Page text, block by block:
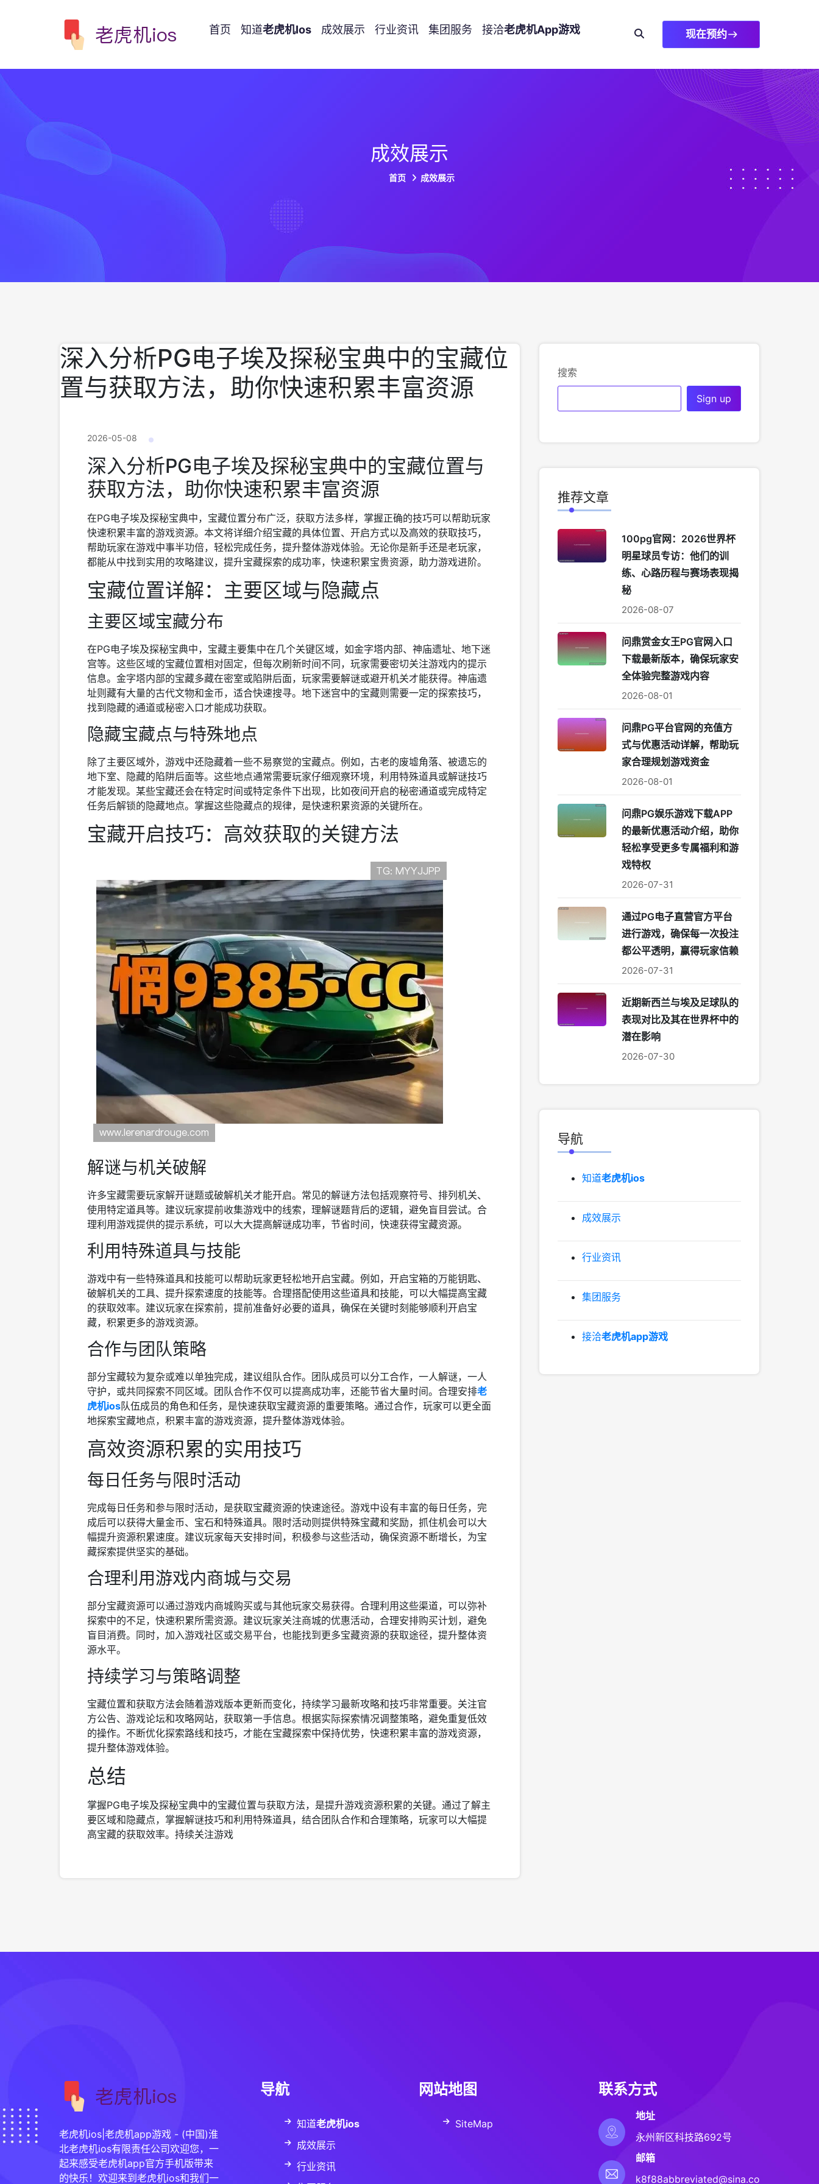
首页 知道老虎机ios 成效展示 行业资讯 集团服务 接洽老虎机app游戏 现在预约
成效展示
首页 成效展示
深入分析PG电子埃及探秘宝典中的宝藏位
置与获取方法，助你快速积累丰富资源
2026-05-08
深入分析PG电子埃及探秘宝典中的宝藏位置与
获取方法，助你快速积累丰富资源
在PG电子埃及探秘宝典中，宝藏位置分布广泛，获取方法多样，掌握正确的技巧可以帮助玩家
快速积累丰富的游戏资源。本文将详细介绍宝藏的具体位置、开启方式以及高效的获取技巧，
帮助玩家在游戏中事半功倍，轻松完成任务，提升整体游戏体验。无论你是新手还是老玩家，
都能从中找到实用的攻略建议，提升宝藏探索的成功率，快速积累宝贵资源，助力游戏进阶。
宝藏位置详解：主要区域与隐藏点
主要区域宝藏分布
在PG电子埃及探秘宝典中，宝藏主要集中在几个关键区域，如金字塔内部、神庙遗址、地下迷
宫等。这些区域的宝藏位置相对固定，但每次刷新时间不同，玩家需要密切关注游戏内的提示
信息。金字塔内部的宝藏多藏在密室或陷阱后面，玩家需要解谜或避开机关才能获得。神庙遗
址则藏有大量的古代文物和金币，适合快速搜寻。地下迷宫中的宝藏则需要一定的探索技巧，
找到隐藏的通道或秘密入口才能成功获取。
隐藏宝藏点与特殊地点
除了主要区域外，游戏中还隐藏着一些不易察觉的宝藏点。例如，古老的废墟角落、被遗忘的
地下室、隐藏的陷阱后面等。这些地点通常需要玩家仔细观察环境，利用特殊道具或解谜技巧
才能发现。某些宝藏还会在特定时间或特定条件下出现，比如夜间开启的秘密通道或完成特定
任务后解锁的隐藏地点。掌握这些隐藏点的规律，是快速积累资源的关键所在。
宝藏开启技巧：高效获取的关键方法
解谜与机关破解
许多宝藏需要玩家解开谜题或破解机关才能开启。常见的解谜方法包括观察符号、排列机关、
使用特定道具等。建议玩家提前收集游戏中的线索，理解谜题背后的逻辑，避免盲目尝试。合
理利用游戏提供的提示系统，可以大大提高解谜成功率，节省时间，快速获得宝藏资源。
利用特殊道具与技能
游戏中有一些特殊道具和技能可以帮助玩家更轻松地开启宝藏。例如，开启宝箱的万能钥匙、
破解机关的工具、提升探索速度的技能等。合理搭配使用这些道具和技能，可以大幅提高宝藏
的获取效率。建议玩家在探索前，提前准备好必要的道具，确保在关键时刻能够顺利开启宝
藏，积累更多的游戏资源。
合作与团队策略
部分宝藏较为复杂或难以单独完成，建议组队合作。团队成员可以分工合作，一人解谜，一人
守护，或共同探索不同区域。团队合作不仅可以提高成功率，还能节省大量时间。合理安排老
虎机ios队伍成员的角色和任务，是快速获取宝藏资源的重要策略。通过合作，玩家可以更全面
地探索宝藏地点，积累丰富的游戏资源，提升整体游戏体验。
高效资源积累的实用技巧
每日任务与限时活动
完成每日任务和参与限时活动，是获取宝藏资源的快速途径。游戏中设有丰富的每日任务，完
成后可以获得大量金币、宝石和特殊道具。限时活动则提供特殊宝藏和奖励，抓住机会可以大
幅提升资源积累速度。建议玩家每天安排时间，积极参与这些活动，确保资源不断增长，为宝
藏探索提供坚实的基础。
合理利用游戏内商城与交易
部分宝藏资源可以通过游戏内商城购买或与其他玩家交易获得。合理利用这些渠道，可以弥补
探索中的不足，快速积累所需资源。建议玩家关注商城的优惠活动，合理安排购买计划，避免
盲目消费。同时，加入游戏社区或交易平台，也能找到更多宝藏资源的获取途径，提升整体资
源水平。
持续学习与策略调整
宝藏位置和获取方法会随着游戏版本更新而变化，持续学习最新攻略和技巧非常重要。关注官
方公告、游戏论坛和攻略网站，获取第一手信息。根据实际探索情况调整策略，避免重复低效
的操作。不断优化探索路线和技巧，才能在宝藏探索中保持优势，快速积累丰富的游戏资源，
提升整体游戏体验。
总结
掌握PG电子埃及探秘宝典中的宝藏位置与获取方法，是提升游戏资源积累的关键。通过了解主
要区域和隐藏点，掌握解谜技巧和利用特殊道具，结合团队合作和合理策略，玩家可以大幅提
高宝藏的获取效率。持续关注游戏
搜索
推荐文章
100pg官网：2026世界杯
明星球员专访：他们的训
练、心路历程与赛场表现揭
秘
2026-08-07
问鼎赏金女王PG官网入口
下载最新版本，确保玩家安
全体验完整游戏内容
2026-08-01
问鼎PG平台官网的充值方
式与优惠活动详解，帮助玩
家合理规划游戏资金
2026-08-01
问鼎PG娱乐游戏下载APP
的最新优惠活动介绍，助你
轻松享受更多专属福利和游
戏特权
2026-07-31
通过PG电子直营官方平台
进行游戏，确保每一次投注
都公平透明，赢得玩家信赖
2026-07-31
近期新西兰与埃及足球队的
表现对比及其在世界杯中的
潜在影响
2026-07-30
导航
知道老虎机ios
成效展示
行业资讯
集团服务
接洽老虎机app游戏
老虎机ios|老虎机app游戏 - (中国)淮
北老虎机ios有限责任公司欢迎您，一
起来感受老虎机app官方手机版带来
的快乐！欢迎来到老虎机ios和我们一
导航
知道老虎机ios
成效展示
行业资讯
网站地图
SiteMap
联系方式
地址
永州新区科技路692号
邮箱
k8f88abbreviated@sina.com